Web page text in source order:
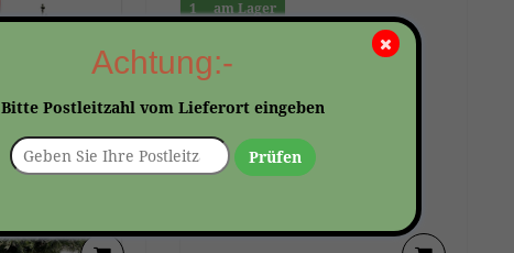
1 am Lager
Achtung:-
Bitte Postleitzahl vom Lieferort eingeben
Prüfen